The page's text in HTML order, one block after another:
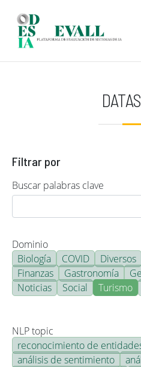
Filtrar por
Buscar palabras clave
Dominio
Biología
COVID Diversos
Finanzas
Gastronomía
Noticias
Social Turismo
NLP topic
reconocimiento de
análisis de sentimiento